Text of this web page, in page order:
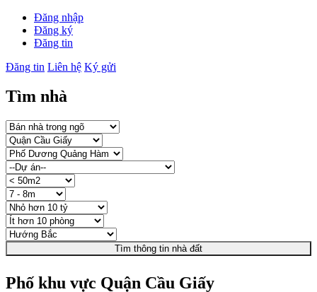
Đăng nhập
Đăng ký
Đăng tin
Đăng tin Liên hệ Ký gửi
Tìm nhà
Tìm thông tin nhà đất
Phố khu vực Quận Cầu Giấy